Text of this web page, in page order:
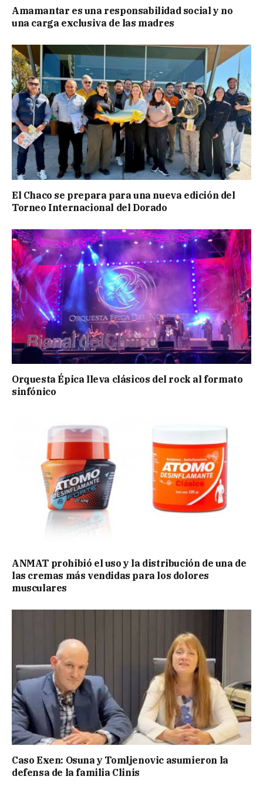
Amamantar es una responsabilidad social y no
una carga exclusiva de las madres
El Chaco se prepara para una nueva edición del
Torneo Internacional del Dorado
Orquesta Épica lleva clásicos del rock al formato
sinfónico
ANMAT prohibió el uso y la distribución de una de
las cremas más vendidas para los dolores
musculares
Caso Exen: Osuna y Tomljenovic asumieron la
defensa de la familia Clinis